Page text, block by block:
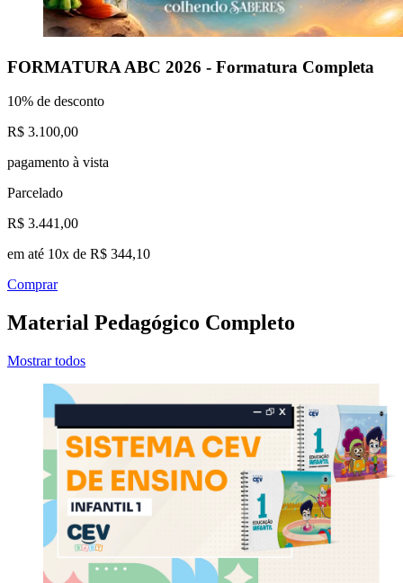
FORMATURA ABC 2026 - Formatura Completa
10% de desconto
R$ 3.100,00
pagamento à vista
Parcelado
R$ 3.441,00
em até 10x de R$ 344,10
Comprar
Material Pedagógico Completo
Mostrar todos